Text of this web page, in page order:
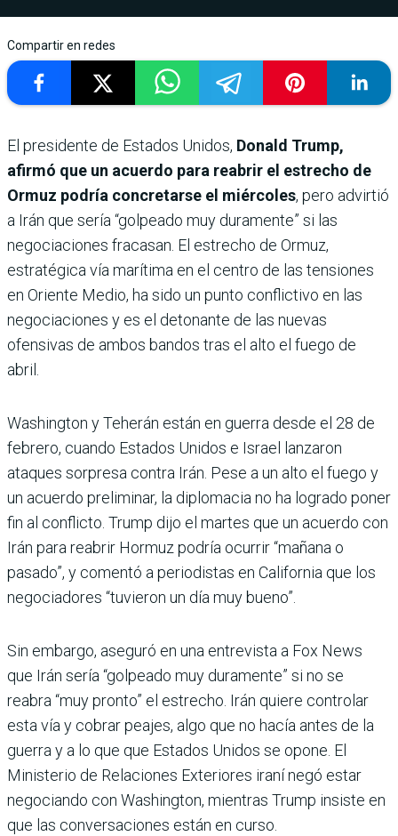
Compartir en redes
El presidente de Estados Unidos, Donald Trump,
afirmó que un acuerdo para reabrir el estrecho de
Ormuz podría concretarse el miércoles, pero advirtió
a Irán que sería “golpeado muy duramente” si las
negociaciones fracasan. El estrecho de Ormuz,
estratégica vía marítima en el centro de las tensiones
en Oriente Medio, ha sido un punto conflictivo en las
negociaciones y es el detonante de las nuevas
ofensivas de ambos bandos tras el alto el fuego de
abril.
Washington y Teherán están en guerra desde el 28 de
febrero, cuando Estados Unidos e Israel lanzaron
ataques sorpresa contra Irán. Pese a un alto el fuego y
un acuerdo preliminar, la diplomacia no ha logrado poner
fin al conflicto. Trump dijo el martes que un acuerdo con
Irán para reabrir Hormuz podría ocurrir “mañana o
pasado”, y comentó a periodistas en California que los
negociadores “tuvieron un día muy bueno”.
Sin embargo, aseguró en una entrevista a Fox News
que Irán sería “golpeado muy duramente” si no se
reabra “muy pronto” el estrecho. Irán quiere controlar
esta vía y cobrar peajes, algo que no hacía antes de la
guerra y a lo que que Estados Unidos se opone. El
Ministerio de Relaciones Exteriores iraní negó estar
negociando con Washington, mientras Trump insiste en
que las conversaciones están en curso.